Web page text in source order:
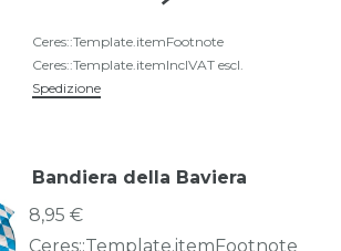
Ceres::Template.itemFootnote
Ceres::Template.itemInclVAT escl.
Spedizione
Bandiera della Baviera
8,95 €
Ceres::Template.itemFootnote